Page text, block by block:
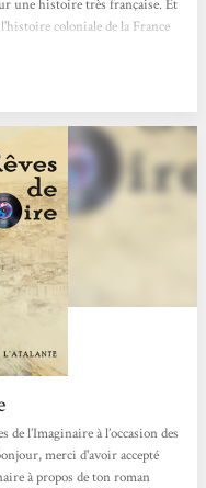
une histoire très française. Et
coloniale de la France
réhabiliter l'empire
l’Imaginaire à l’occasion des
merci d'avoir accepté
à propos de ton roman